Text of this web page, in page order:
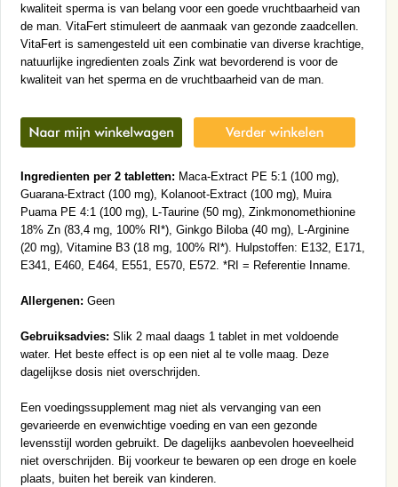
kwaliteit sperma is van belang voor een goede vruchtbaarheid van
de man. VitaFert stimuleert de aanmaak van gezonde zaadcellen.
VitaFert is samengesteld uit een combinatie van diverse krachtige,
natuurlijke ingredienten zoals Zink wat bevorderend is voor de
kwaliteit van het sperma en de vruchtbaarheid van de man.
Ingredienten per 2 tabletten: Maca-Extract PE 5:1 (100 mg),
Guarana-Extract (100 mg), Kolanoot-Extract (100 mg), Muira
Puama PE 4:1 (100 mg), L-Taurine (50 mg), Zinkmonomethionine
18% Zn (83,4 mg, 100% RI*), Ginkgo Biloba (40 mg), L-Arginine
(20 mg), Vitamine B3 (18 mg, 100% RI*). Hulpstoffen: E132, E171,
E341, E460, E464, E551, E570, E572. *RI = Referentie Inname.
Allergenen: Geen
Gebruiksadvies: Slik 2 maal daags 1 tablet in met voldoende
water. Het beste effect is op een niet al te volle maag. Deze
dagelijkse dosis niet overschrijden.
Een voedingssupplement mag niet als vervanging van een
gevarieerde en evenwichtige voeding en van een gezonde
levensstijl worden gebruikt. De dagelijks aanbevolen hoeveelheid
niet overschrijden. Bij voorkeur te bewaren op een droge en koele
plaats, buiten het bereik van kinderen.